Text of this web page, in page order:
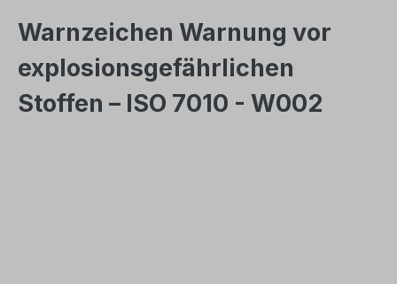
Warnzeichen Warnung vor
explosionsgefährlichen
Stoffen – ISO 7010 - W002